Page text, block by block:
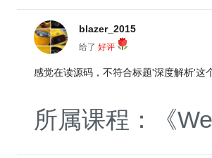
blazer_2015
给了 好评
感觉在读源码，不符合标题'深度解析'这
所属课程：《